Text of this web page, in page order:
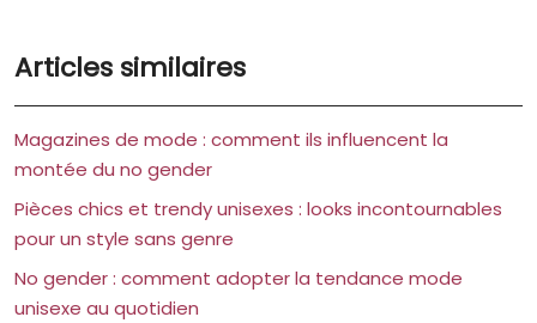
Articles similaires
Magazines de mode : comment ils influencent la
montée du no gender
Pièces chics et trendy unisexes : looks incontournables
pour un style sans genre
No gender : comment adopter la tendance mode
unisexe au quotidien